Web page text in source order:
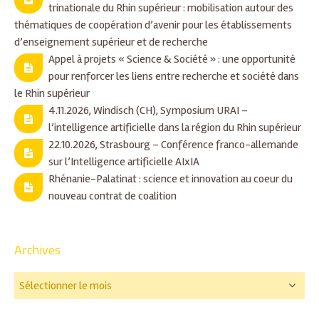
trinationale du Rhin supérieur : mobilisation autour des
thématiques de coopération d’avenir pour les établissements
d’enseignement supérieur et de recherche
Appel à projets « Science & Société » : une opportunité
pour renforcer les liens entre recherche et société dans
le Rhin supérieur
4.11.2026, Windisch (CH), Symposium URAI –
l’intelligence artificielle dans la région du Rhin supérieur
22.10.2026, Strasbourg – Conférence franco-allemande
sur l’Intelligence artificielle AIxIA
Rhénanie-Palatinat : science et innovation au coeur du
nouveau contrat de coalition
Archives